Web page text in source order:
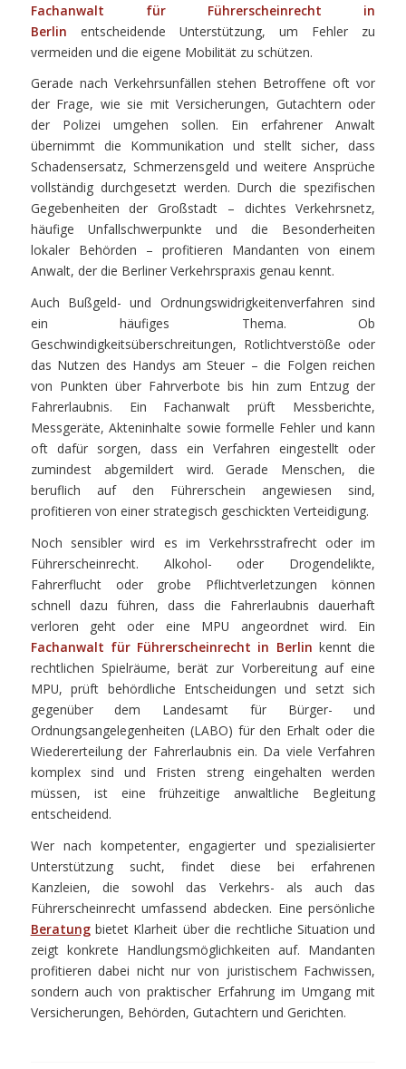
Fachanwalt für Führerscheinrecht in
Berlin entscheidende Unterstützung, um Fehler zu
vermeiden und die eigene Mobilität zu schützen.
Gerade nach Verkehrsunfällen stehen Betroffene oft vor
der Frage, wie sie mit Versicherungen, Gutachtern oder
der Polizei umgehen sollen. Ein erfahrener Anwalt
übernimmt die Kommunikation und stellt sicher, dass
Schadensersatz, Schmerzensgeld und weitere Ansprüche
vollständig durchgesetzt werden. Durch die spezifischen
Gegebenheiten der Großstadt – dichtes Verkehrsnetz,
häufige Unfallschwerpunkte und die Besonderheiten
lokaler Behörden – profitieren Mandanten von einem
Anwalt, der die Berliner Verkehrspraxis genau kennt.
Auch Bußgeld- und Ordnungswidrigkeitenverfahren sind
ein häufiges Thema. Ob
Geschwindigkeitsüberschreitungen, Rotlichtverstöße oder
das Nutzen des Handys am Steuer – die Folgen reichen
von Punkten über Fahrverbote bis hin zum Entzug der
Fahrerlaubnis. Ein Fachanwalt prüft Messberichte,
Messgeräte, Akteninhalte sowie formelle Fehler und kann
oft dafür sorgen, dass ein Verfahren eingestellt oder
zumindest abgemildert wird. Gerade Menschen, die
beruflich auf den Führerschein angewiesen sind,
profitieren von einer strategisch geschickten Verteidigung.
Noch sensibler wird es im Verkehrsstrafrecht oder im
Führerscheinrecht. Alkohol- oder Drogendelikte,
Fahrerflucht oder grobe Pflichtverletzungen können
schnell dazu führen, dass die Fahrerlaubnis dauerhaft
verloren geht oder eine MPU angeordnet wird. Ein
Fachanwalt für Führerscheinrecht in Berlin kennt die
rechtlichen Spielräume, berät zur Vorbereitung auf eine
MPU, prüft behördliche Entscheidungen und setzt sich
gegenüber dem Landesamt für Bürger- und
Ordnungsangelegenheiten (LABO) für den Erhalt oder die
Wiedererteilung der Fahrerlaubnis ein. Da viele Verfahren
komplex sind und Fristen streng eingehalten werden
müssen, ist eine frühzeitige anwaltliche Begleitung
entscheidend.
Wer nach kompetenter, engagierter und spezialisierter
Unterstützung sucht, findet diese bei erfahrenen
Kanzleien, die sowohl das Verkehrs- als auch das
Führerscheinrecht umfassend abdecken. Eine persönliche
Beratungbietet Klarheit über die rechtliche Situation und
zeigt konkrete Handlungsmöglichkeiten auf. Mandanten
profitieren dabei nicht nur von juristischem Fachwissen,
sondern auch von praktischer Erfahrung im Umgang mit
Versicherungen, Behörden, Gutachtern und Gerichten.